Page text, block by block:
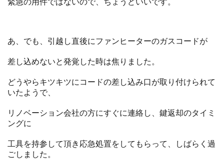
緊急の用件ではないので、ちょうどいいです。
あ、でも、引越し直後にファンヒーターのガスコードが
差し込めないと発覚した時は焦りました。
どうやらキツキツにコードの差し込み口が取り付けられて
いたようで、
リノベーション会社の方にすぐに連絡し、鍵返却のタイミ
ングに
工具を持参して頂き応急処置をしてもらって、しばらく過
ごしました。